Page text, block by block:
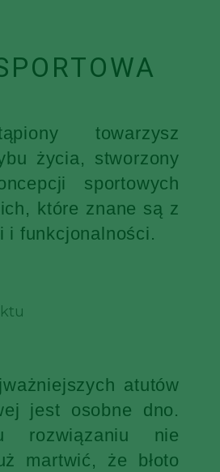
towarzysz
życia, stworzony
sportowych
które znane są z
i funkcjonalności.
atutów
jest osobne dno.
rozwiązaniu nie
martwić, że błoto